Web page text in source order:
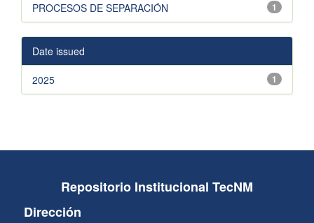
1
PROCESOS DE SEPARACIÓN
Date issued
1
2025
Repositorio Institucional TecNM
Dirección